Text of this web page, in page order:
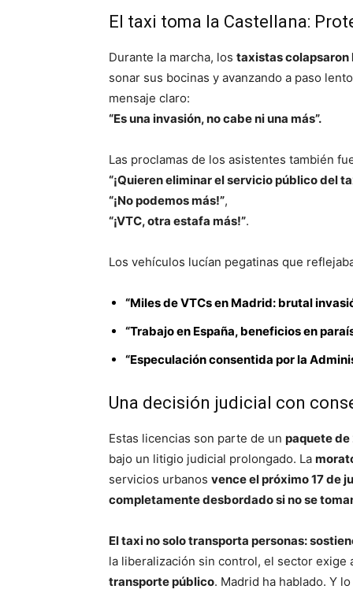
El taxi toma la Castellana:
Durante la marcha, los taxistas colapsaron
sonar sus bocinas y avanzando a paso
mensaje claro:
“Es una invasión, no cabe ni una más”.
Las proclamas de los asistentes también
“¡Quieren eliminar el servicio público del
“¡No podemos más!”,
“¡VTC, otra estafa más!”.
Los vehículos lucían pegatinas que
“Miles de VTCs en Madrid: brutal
“Trabajo en España, beneficios en
“Especulación consentida por la
Una decisión judicial con
Estas licencias son parte de un paquete
bajo un litigio judicial prolongado. La
servicios urbanos vence el próximo 17 de
completamente desbordado si no se
El taxi no solo transporta personas:
la liberalización sin control, el sector exige
transporte público. Madrid ha hablado. Y